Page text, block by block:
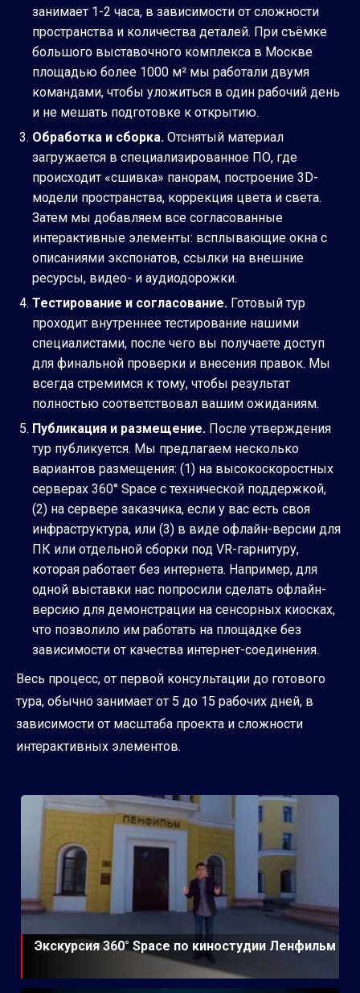
занимает 1-2 часа, в зависимости от сложности
пространства и количества деталей. При съёмке
большого выставочного комплекса в Москве
площадью более 1000 м² мы работали двумя
командами, чтобы уложиться в один рабочий день
и не мешать подготовке к открытию.
Обработка и сборка. Отснятый материал
загружается в специализированное ПО, где
происходит «сшивка» панорам, построение 3D-
модели пространства, коррекция цвета и света.
Затем мы добавляем все согласованные
интерактивные элементы: всплывающие окна с
описаниями экспонатов, ссылки на внешние
ресурсы, видео- и аудиодорожки.
Тестирование и согласование. Готовый тур
проходит внутреннее тестирование нашими
специалистами, после чего вы получаете доступ
для финальной проверки и внесения правок. Мы
всегда стремимся к тому, чтобы результат
полностью соответствовал вашим ожиданиям.
Публикация и размещение. После утверждения
тур публикуется. Мы предлагаем несколько
вариантов размещения: (1) на высокоскоростных
серверах 360° Space с технической поддержкой,
(2) на сервере заказчика, если у вас есть своя
инфраструктура, или (3) в виде офлайн-версии для
ПК или отдельной сборки под VR-гарнитуру,
которая работает без интернета. Например, для
одной выставки нас попросили сделать офлайн-
версию для демонстрации на сенсорных киосках,
что позволило им работать на площадке без
зависимости от качества интернет-соединения.
Весь процесс, от первой консультации до готового
тура, обычно занимает от 5 до 15 рабочих дней, в
зависимости от масштаба проекта и сложности
интерактивных элементов.
Экскурсия 360° Space по киностудии Ленфильм